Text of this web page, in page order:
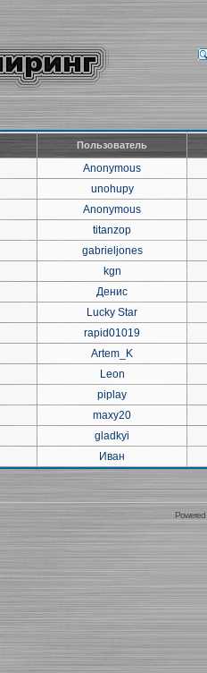
Пользователь
Anonymous
unohupy
Anonymous
titanzop
gabrieljones
kgn
Денис
Lucky Star
rapid01019
Artem_K
Leon
piplay
maxy20
gladkyi
Иван